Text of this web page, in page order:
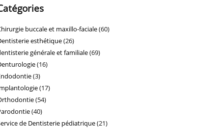
buccale et maxillo-faciale(60)
esthétique(26)
générale et familiale(69)
(16)
(3)
(17)
(54)
(40)
de Dentisterie pédiatrique(21)